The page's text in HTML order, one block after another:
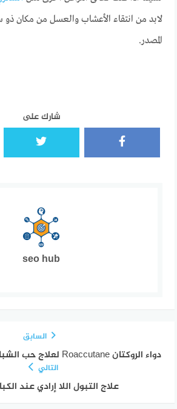
لابد من انتقاء الأعشاب والعسل من مكان
المصدر.
شارك على
seo hub
السابق
دواء الروكتان Roaccutane لعلاج حب الشباب الجرعات والمحاذير
التالي
علاج التبول اللا إرادي عند